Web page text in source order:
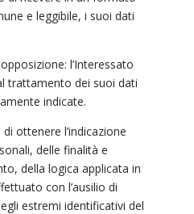
e leggibile, i suoi dati
l’Interessato
trattamento dei suoi dati
indicate.
ottenere l’indicazione
delle finalità e
della logica applicata in
con l’ausilio di
estremi identificativi del